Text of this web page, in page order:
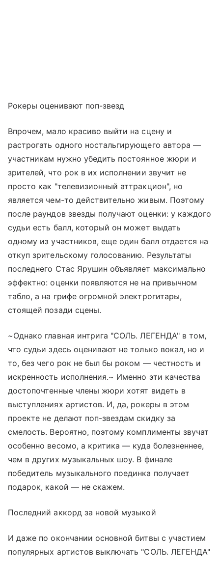
Рокеры оценивают поп-звезд
Впрочем, мало красиво выйти на сцену и
растрогать одного ностальгирующего автора —
участникам нужно убедить постоянное жюри и
зрителей, что рок в их исполнении звучит не
просто как "телевизионный аттракцион", но
является чем-то действительно живым. Поэтому
после раундов звезды получают оценки: у каждого
судьи есть балл, который он может выдать
одному из участников, еще один балл отдается на
откуп зрительскому голосованию. Результаты
последнего Стас Ярушин объявляет максимально
эффектно: оценки появляются не на привычном
табло, а на грифе огромной электрогитары,
стоящей позади сцены.
~Однако главная интрига "СОЛЬ. ЛЕГЕНДА" в том,
что судьи здесь оценивают не только вокал, но и
то, без чего рок не был бы роком — честность и
искренность исполнения.~ Именно эти качества
достопочтенные члены жюри хотят видеть в
выступлениях артистов. И, да, рокеры в этом
проекте не делают поп-звездам скидку за
смелость. Вероятно, поэтому комплименты звучат
особенно весомо, а критика — куда болезненнее,
чем в других музыкальных шоу. В финале
победитель музыкального поединка получает
подарок, какой — не скажем.
Последний аккорд за новой музыкой
И даже по окончании основной битвы с участием
популярных артистов выключать "СОЛЬ. ЛЕГЕНДА"